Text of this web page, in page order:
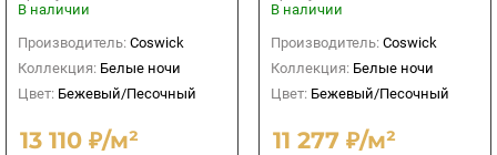
рустикальный 1
В наличии
Производитель: Coswick
Коллекция: Белые ночи
Цвет: Бежевый/Песочный
13 110 ₽/м²
рустикальный 1
В наличии
Производитель: Coswick
Коллекция: Белые ночи
Цвет: Бежевый/Песочный
11 277 ₽/м²